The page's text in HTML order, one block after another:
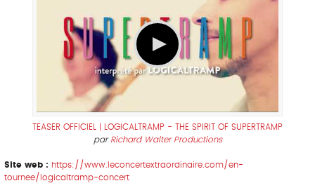
TEASER OFFICIEL | LOGICALTRAMP - THE SPIRIT OF SUPERTRAMP
par Richard Walter Productions
Site web : https://www.leconcertextraordinaire.com/en-
tournee/logicaltramp-concert